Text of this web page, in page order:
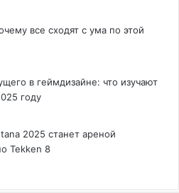
все сходят с ума по этой
в геймдизайне: что изучают
году
2025 станет ареной
Tekken 8